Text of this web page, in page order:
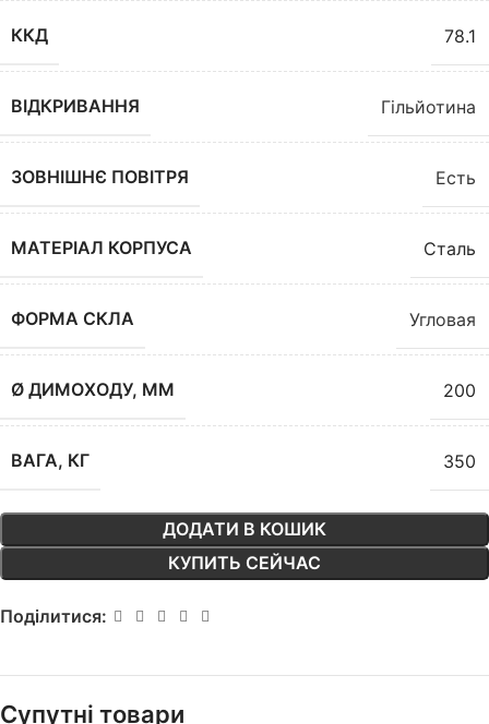
ККД 78.1
ВІДКРИВАННЯ Гільйотина
ЗОВНІШНЄ ПОВІТРЯ Есть
МАТЕРІАЛ КОРПУСА Сталь
ФОРМА СКЛА Угловая
Ø ДИМОХОДУ, ММ 200
ВАГА, КГ 350
ДОДАТИ В КОШИК
КУПИТЬ СЕЙЧАС
Поділитися:
Супутні товари